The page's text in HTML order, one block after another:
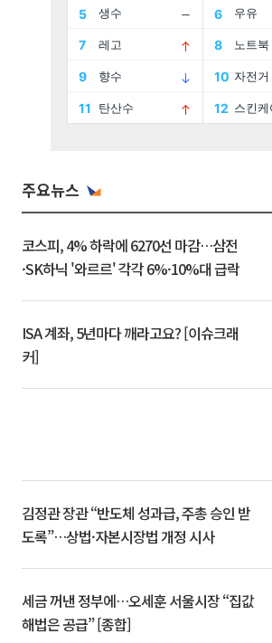
주요뉴스
코스피, 4% 하락에 6270선 마감…삼전
·SK하닉 '와르르' 각각 6%·10%대 급락
ISA 계좌, 5년마다 깨라고요? [이슈크래
커]
김정관 장관 “반도체 성과급, 주총 승인 받
도록”…상법·자본시장법 개정 시사
세금 꺼낸 정부에…오세훈 서울시장 “집값
해법은 공급” [종합]